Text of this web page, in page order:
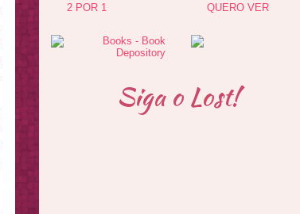
2 POR 1
QUERO VER
Siga o Lost!